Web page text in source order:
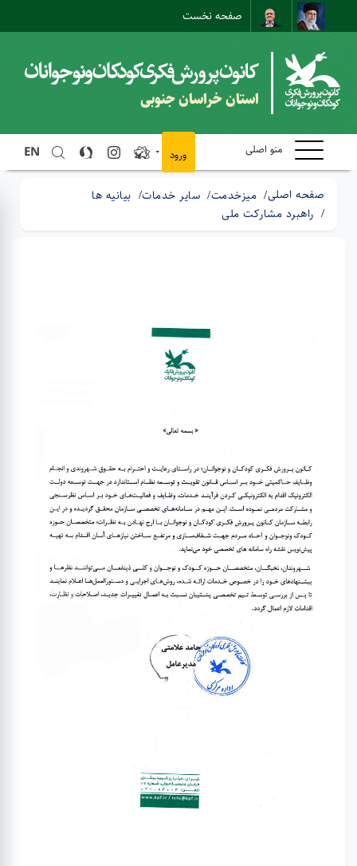
صفحه نخست
نقشه سایت
ارتباط مستقیم
استان خراسان جنوبی
منو اصلی EN ورود
صفحه اصلی میزخدمت سایر خدمات
بیانیه ها
راهبرد مشارکت ملی